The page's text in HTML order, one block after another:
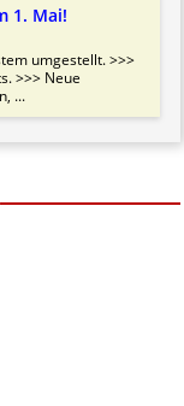
1. Mai!
umgestellt. >>>
>>> Neue
...